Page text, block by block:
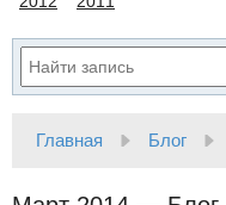
Главная Блог